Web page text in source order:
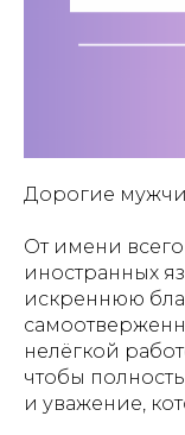
Дорогие
От имени всего
иностранных
искреннюю
нелёгкой
чтобы
и уважение,